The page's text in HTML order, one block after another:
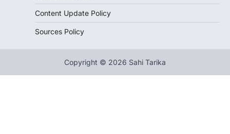
Content Update Policy
Sources Policy